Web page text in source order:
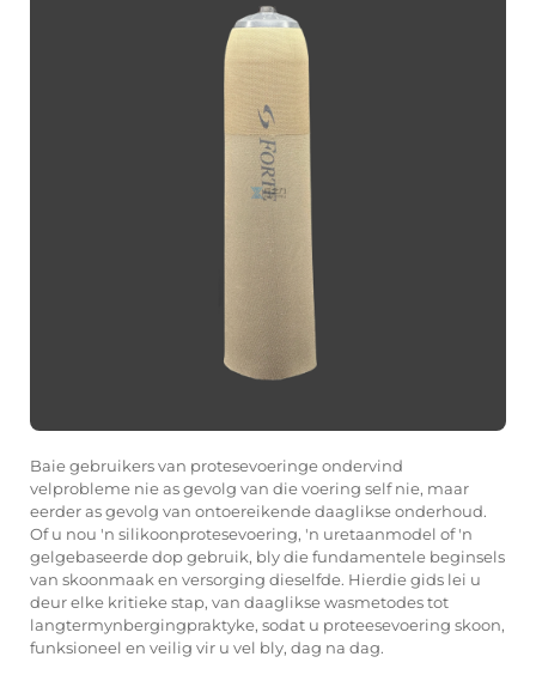
Baie gebruikers van protesevoeringe ondervind
velprobleme nie as gevolg van die voering self nie, maar
eerder as gevolg van ontoereikende daaglikse onderhoud.
Of u nou 'n silikoonprotesevoering, 'n uretaanmodel of 'n
gelgebaseerde dop gebruik, bly die fundamentele beginsels
van skoonmaak en versorging dieselfde. Hierdie gids lei u
deur elke kritieke stap, van daaglikse wasmetodes tot
langtermynbergingpraktyke, sodat u proteesevoering skoon,
funksioneel en veilig vir u vel bly, dag na dag.